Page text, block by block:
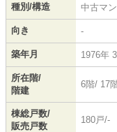
種別/構造 中古マ
向き -
築年月 1976年
所在階/
階建
6階/ 17
棟総戸数/
販売戸数
180戸/-